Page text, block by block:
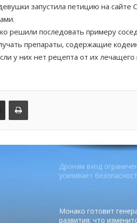
запустила петицию на сайте
решили последовать примеру
препараты, содержащие
у них нет рецепта от их лечащего
Поделиться по электронной почте Распечатать
партнёрство ради
летних ночей
В Монако раскрыли
Дронам вход
усиливает
мероприятий
развития: что
Княжестве